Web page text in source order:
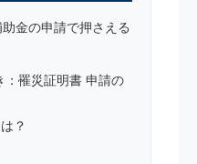
助金の申請で押さえる
：罹災証明書 申請の
？